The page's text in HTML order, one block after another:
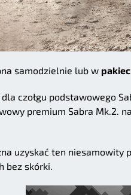
samodzielnie lub w
czołgu podstawowego
premium Sabra Mk.2.
uzyskać ten niesamowity
bez skórki.